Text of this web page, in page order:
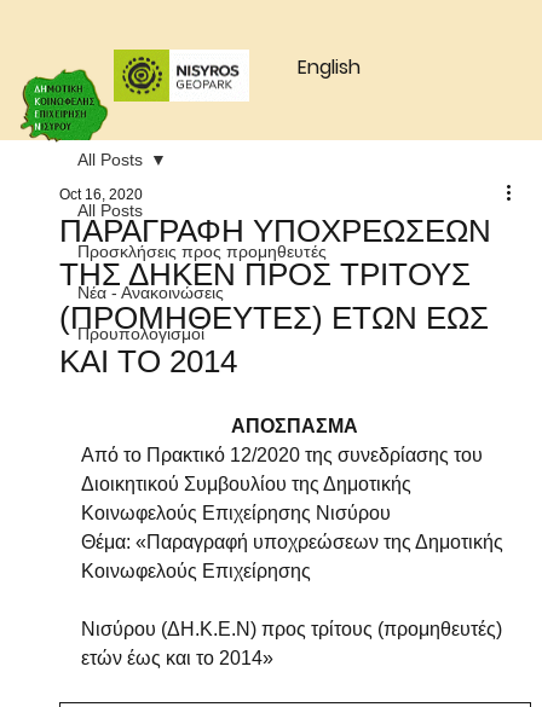
English
All Posts
Προσκλήσεις προς προμηθευτές
Νέα - Ανακοινώσεις
Προυπολογισμοί
All Posts
ΠΑΡΑΓΡΑΦΗ ΥΠΟΧΡΕΩΣΕΩΝ
ΤΗΣ ΔΗΚΕΝ ΠΡΟΣ ΤΡΙΤΟΥΣ
(ΠΡΟΜΗΘΕΥΤΕΣ) ΕΤΩΝ ΕΩΣ
ΚΑΙ ΤΟ 2014
Oct 16, 2020
ΑΠΟΣΠΑΣΜΑ
Από το Πρακτικό 12/2020 της συνεδρίασης του
Διοικητικού Συμβουλίου της Δημοτικής
Κοινωφελούς Επιχείρησης Νισύρου
Θέμα: «Παραγραφή υποχρεώσεων της Δημοτικής
Κοινωφελούς Επιχείρησης
Νισύρου (ΔΗ.Κ.Ε.Ν) προς τρίτους (προμηθευτές)
ετών έως και το 2014»